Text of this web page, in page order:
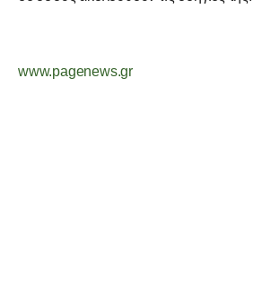
www.pagenews.gr